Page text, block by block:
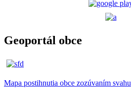
Geoportál obce
Mapa postihnutia obce zozúvaním svahu